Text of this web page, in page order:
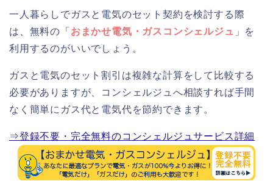
一人暮らしでガスと電気のセット契約を検討する際
は、無料の「 おまかせ電気・ガスコンシェルジュ 」を
利用するのがいいでしょう。
ガスと電気のセット割引は複雑な計算をして比較する
必要がありますが、コンシェルジュへ相談すれば手間
なく簡単にガス代と電気代を節約できます。
⇒登録不要・完全無料のコンシェルジュサービス詳細